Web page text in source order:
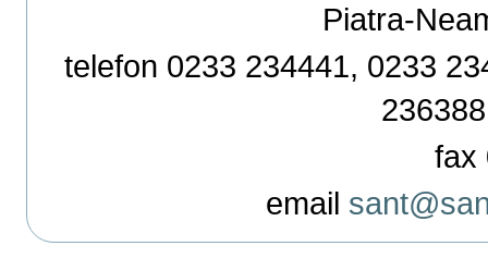
Piatra-
telefon 0233 234441, 0233
fax
email